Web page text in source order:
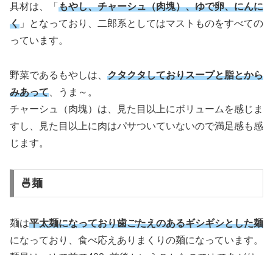
具材は、「 もやし、チャーシュ（肉塊）、ゆで卵、にんに
く 」となっており、二郎系としてはマストものをすべての
っています。
野菜であるもやしは、 クタクタしておりスープと脂とから
みあって 、うま～。
チャーシュ（肉塊）は、見た目以上にボリュームを感じま
すし、見た目以上に肉はパサついていないので満足感も感
じます。
🍜麺
麺は平太麺になっており歯ごたえのあるギシギシとした麺
になっており、食べ応えありまくりの麺になっています。